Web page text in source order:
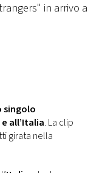
in arrivo a
singolo
all’Italia. La clip
girata nella